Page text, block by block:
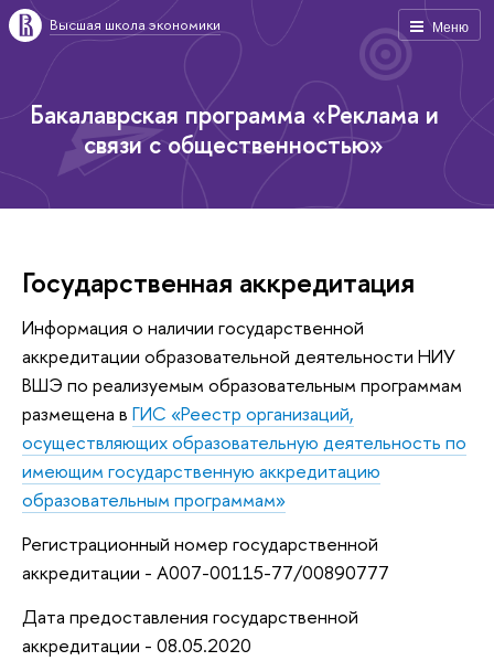
Меню
Высшая школа экономики
Бакалаврская программа «Реклама и
связи с общественностью»
Государственная аккредитация
Информация о наличии государственной
аккредитации образовательной деятельности НИУ
ВШЭ по реализуемым образовательным программам
размещена в ГИС «Реестр организаций,
осуществляющих образовательную деятельность по
имеющим государственную аккредитацию
образовательным программам»
Регистрационный номер государственной
аккредитации - А007-00115-77/00890777
Дата предоставления государственной
аккредитации - 08.05.2020